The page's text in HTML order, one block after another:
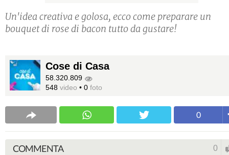
Un'idea creativa e golosa, ecco come preparare un
bouquet di rose di bacon tutto da gustare!
Cose di Casa
58.320.809
548 video • 0 foto
0
COMMENTA 0